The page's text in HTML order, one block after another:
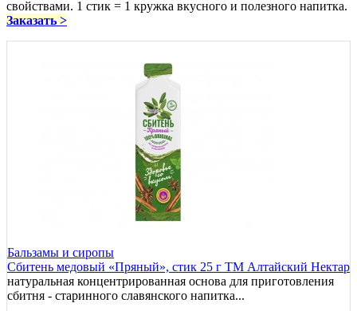
свойствами. 1 стик = 1 кружка вкусного и полезного напитка.
Заказать >
Бальзамы и сиропы
Сбитень медовый «Пряный», стик 25 г ТМ Алтайский Нектар
натуральная концентрированная основа для приготовления
сбитня - старинного славянского напитка...